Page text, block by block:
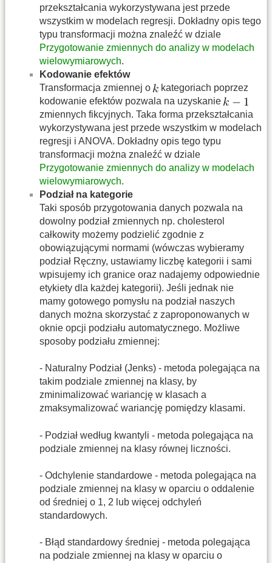
przekształcania wykorzystywana jest przede
wszystkim w modelach regresji. Dokładny opis tego
typu transformacji można znaleźć w dziale
Przygotowanie zmiennych do analizy w modelach
wielowymiarowych.
Kodowanie efektów
Transformacja zmiennej o
kategoriach poprzez
kodowanie efektów pozwala na uzyskanie
zmiennych fikcyjnych. Taka forma przekształcania
wykorzystywana jest przede wszystkim w modelach
regresji i ANOVA. Dokładny opis tego typu
transformacji można znaleźć w dziale
Przygotowanie zmiennych do analizy w modelach
wielowymiarowych.
Podział na kategorie
Taki sposób przygotowania danych pozwala na
dowolny podział zmiennych np. cholesterol
całkowity możemy podzielić zgodnie z
obowiązującymi normami (wówczas wybieramy
podział Ręczny, ustawiamy liczbę kategorii i sami
wpisujemy ich granice oraz nadajemy odpowiednie
etykiety dla każdej kategorii). Jeśli jednak nie
mamy gotowego pomysłu na podział naszych
danych można skorzystać z zaproponowanych w
oknie opcji podziału automatycznego. Możliwe
sposoby podziału zmiennej:
- Naturalny Podział (Jenks) - metoda polegająca na
takim podziale zmiennej na klasy, by
zminimalizować wariancję w klasach a
zmaksymalizować wariancję pomiędzy klasami.
- Podział według kwantyli - metoda polegająca na
podziale zmiennej na klasy równej liczności.
- Odchylenie standardowe - metoda polegająca na
podziale zmiennej na klasy w oparciu o oddalenie
od średniej o 1, 2 lub więcej odchyleń
standardowych.
- Błąd standardowy średniej - metoda polegająca
na podziale zmiennej na klasy w oparciu o